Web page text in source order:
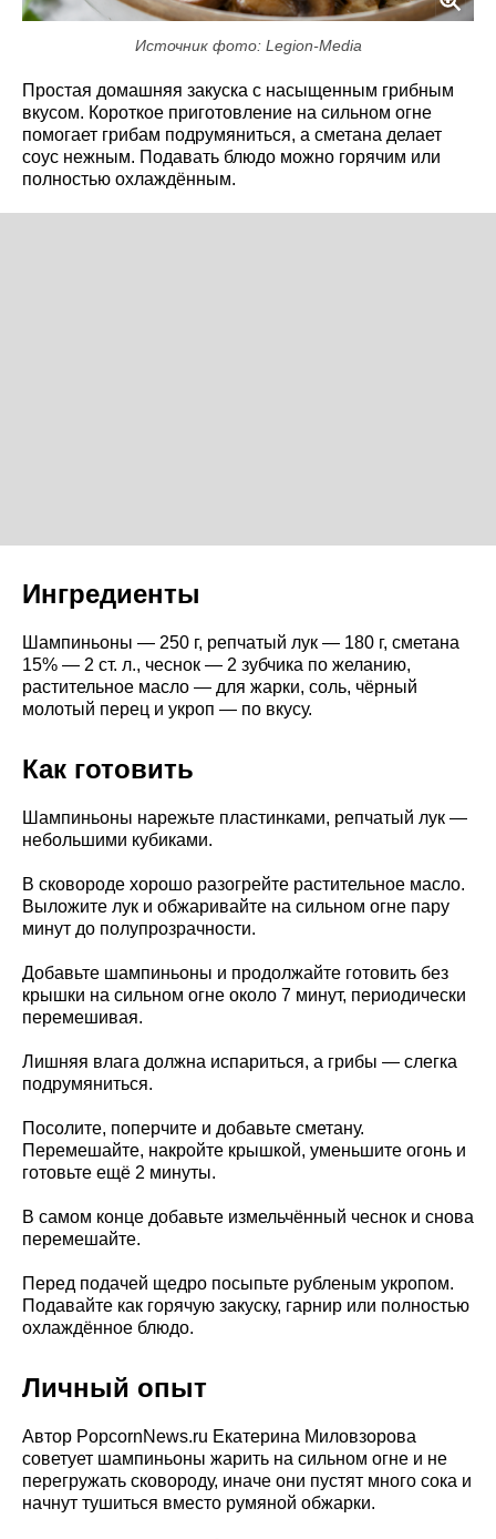
Источник фото: Legion-Media
Простая домашняя закуска с насыщенным грибным
вкусом. Короткое приготовление на сильном огне
помогает грибам подрумяниться, а сметана делает
соус нежным. Подавать блюдо можно горячим или
полностью охлаждённым.
Ингредиенты
Шампиньоны — 250 г, репчатый лук — 180 г, сметана
15% — 2 ст. л., чеснок — 2 зубчика по желанию,
растительное масло — для жарки, соль, чёрный
молотый перец и укроп — по вкусу.
Как готовить
Шампиньоны нарежьте пластинками, репчатый лук —
небольшими кубиками.
В сковороде хорошо разогрейте растительное масло.
Выложите лук и обжаривайте на сильном огне пару
минут до полупрозрачности.
Добавьте шампиньоны и продолжайте готовить без
крышки на сильном огне около 7 минут, периодически
перемешивая.
Лишняя влага должна испариться, а грибы — слегка
подрумяниться.
Посолите, поперчите и добавьте сметану.
Перемешайте, накройте крышкой, уменьшите огонь и
готовьте ещё 2 минуты.
В самом конце добавьте измельчённый чеснок и снова
перемешайте.
Перед подачей щедро посыпьте рубленым укропом.
Подавайте как горячую закуску, гарнир или полностью
охлаждённое блюдо.
Личный опыт
Автор PopcornNews.ru Екатерина Миловзорова
советует шампиньоны жарить на сильном огне и не
перегружать сковороду, иначе они пустят много сока и
начнут тушиться вместо румяной обжарки.